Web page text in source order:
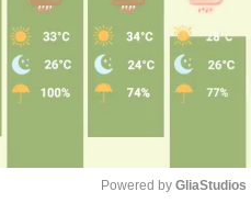
Powered by GliaStudios